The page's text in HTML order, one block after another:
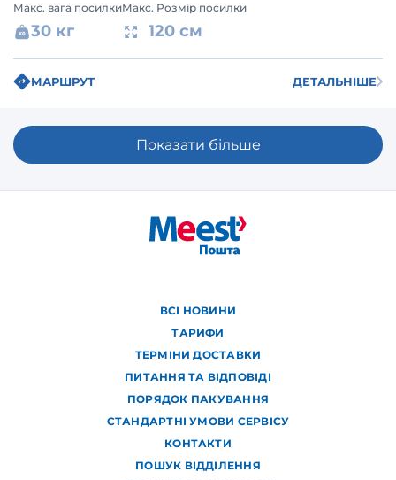
Макс. вага посилки
30 кг
Макс. Розмір посилки
120 см
МАРШРУТ ДЕТАЛЬНІШЕ
Показати більше
ВСІ НОВИНИ
ТАРИФИ
ТЕРМІНИ ДОСТАВКИ
ПИТАННЯ ТА ВІДПОВІДІ
ПОРЯДОК ПАКУВАННЯ
СТАНДАРТНІ УМОВИ СЕРВІСУ
КОНТАКТИ
ПОШУК ВІДДІЛЕННЯ